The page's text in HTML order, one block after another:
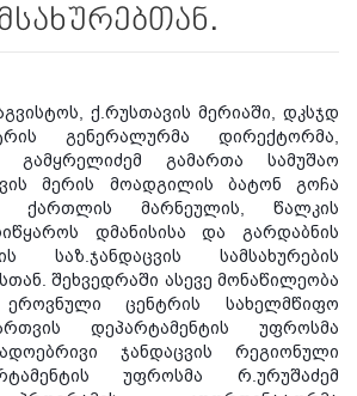
ქ.რუსთავის მერიაში, დკსჯდ
გენერალურმა დირექტორმა,
გამყრელიძემ გამართა სამუშაო
მერის მოადგილის ბატონ გოჩა
ქართლის მარნეულის, წალკის
დმანისისა და გარდაბნის
საზ.ჯანდაცვის სამსახურების
შეხვედრაში ასევე მონაწილეობა
ცენტრის სახელმწიფო
დეპარტამენტის უფროსმა
ჯანდაცვის რეგიონული
უფროსმა რ.ურუშაძემ